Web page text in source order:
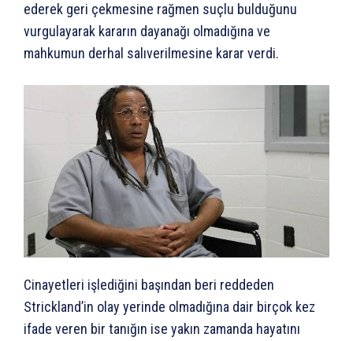
ederek geri çekmesine rağmen suçlu bulduğunu
vurgulayarak kararın dayanağı olmadığına ve
mahkumun derhal salıverilmesine karar verdi.
Cinayetleri işlediğini başından beri reddeden
Strickland’in olay yerinde olmadığına dair birçok kez
ifade veren bir tanığın ise yakın zamanda hayatını